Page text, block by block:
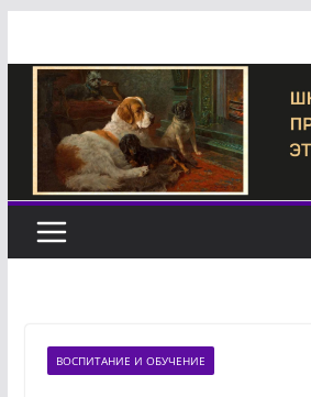
содержимому
ВОСПИТАНИЕ И ОБУЧЕНИЕ